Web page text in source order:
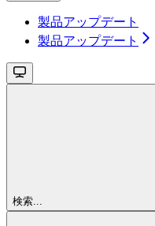
製品アップデート
製品アップデート
検索...